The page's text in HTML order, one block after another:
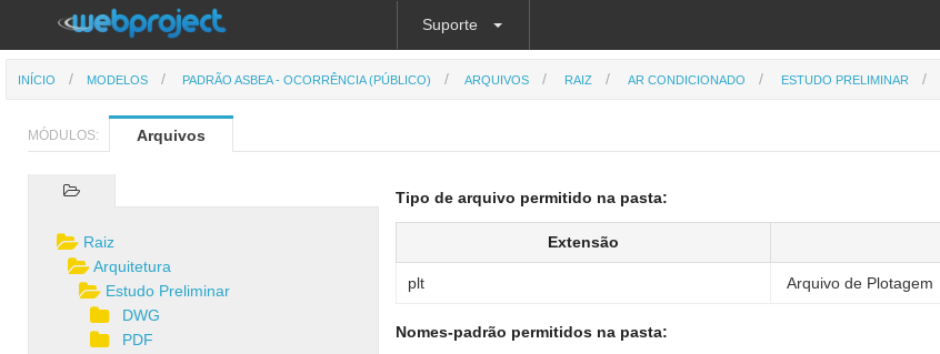
Suporte
INÍCIO MODELOS PADRÃO ASBEA - OCORRÊNCIA (PÚBLICO) ARQUIVOS RAIZ AR CONDICIONADO ESTUDO PRELIMINAR
MÓDULOS: Arquivos
Tipo de arquivo permitido na pasta:
Extensão
plt Arquivo de Plotagem
Nomes-padrão permitidos na pasta:
Raiz
Arquitetura
Estudo Preliminar
DWG
PDF